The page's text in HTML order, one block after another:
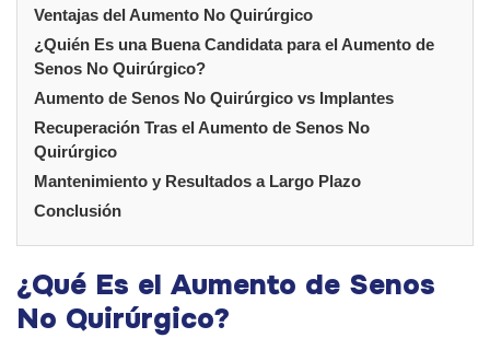
Ventajas del Aumento No Quirúrgico
¿Quién Es una Buena Candidata para el Aumento de
Senos No Quirúrgico?
Aumento de Senos No Quirúrgico vs Implantes
Recuperación Tras el Aumento de Senos No
Quirúrgico
Mantenimiento y Resultados a Largo Plazo
Conclusión
¿Qué Es el Aumento de Senos
No Quirúrgico?